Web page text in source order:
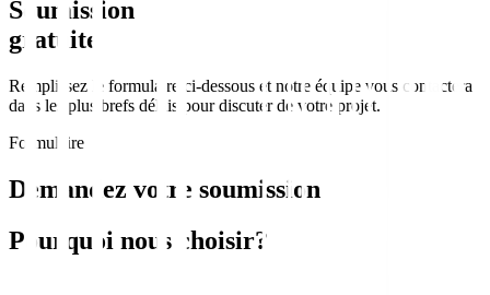
Soumission
gratuite
Remplissez le formulaire ci-dessous et notre équipe vous contactera
dans les plus brefs délais pour discuter de votre projet.
Formulaire
Demandez votre soumission
Pourquoi nous choisir?